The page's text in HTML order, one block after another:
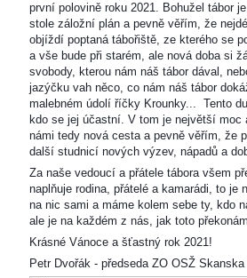
první polovině roku 2021. Bohužel tábor
stole záložní plán a pevně věřím, že
objíždí poptaná tábořiště, ze kterého se
a vše bude při starém, ale nová doba si
svobody, kterou nám náš tábor dával,
jazýčku vah něco, co nám náš tábor
malebném údolí říčky Krounky... Tento
kdo se jej účastní. V tom je největší
námi tedy nová cesta a pevně věřím, že
další studnicí nových výzev, nápadů a
Za naše vedoucí a přátele tábora všem
naplňuje rodina, přátelé a kamarádi, to
na nic sami a máme kolem sebe ty, kdo
ale je na každém z nás, jak toto
Krásné Vánoce a šťastný rok 2021!
Petr Dvořák - předseda ZO OSŽ Skanska